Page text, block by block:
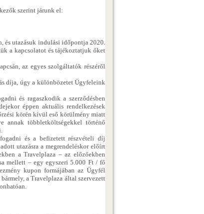
szerint járunk el:
és utazásuk indulási időpontja 2020.
a kapcsolatot és tájékoztatjuk őket
az egyes szolgáltatók részéről
díja, úgy a különbözetet Ügyfeleink
és ragaszkodik a szerződésben
éppen aktuális rendelkezések
körén kívül eső körülmény miatt
annak többletköltségekkel történő
és a befizetett részvételi díj
utazásra a megrendeléskor előírt
a Travelplaza – az előzőekben
mellett – egy egyszeri 5.000 Ft / fő
kupon formájában az Ügyfél
a Travelplaza által szervezett